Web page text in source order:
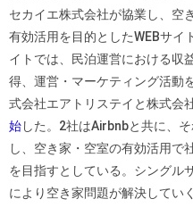
セカイエ株式会社が協業し、空
有効活用を目的としたWEBサイ
イトでは、民泊運営における収
得、運営・マーケティング活動
式会社エアトリステイと株式会
始した。2社はAirbnbと共に、
し、空き家・空室の有効活用で
を目指すとしている。シングル
により空き家問題が解決してい